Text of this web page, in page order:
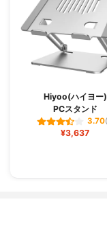
Hiyoo(ハイヨー)
PCスタンド
3.70
¥3,637